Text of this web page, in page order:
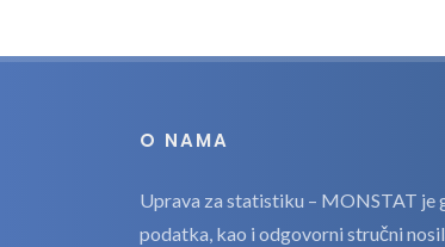
O NAMA
Uprava za statistiku – MONSTAT
podatka, kao i odgovorni stručni